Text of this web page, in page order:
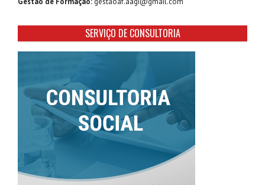
SERVIÇO DE CONSULTORIA